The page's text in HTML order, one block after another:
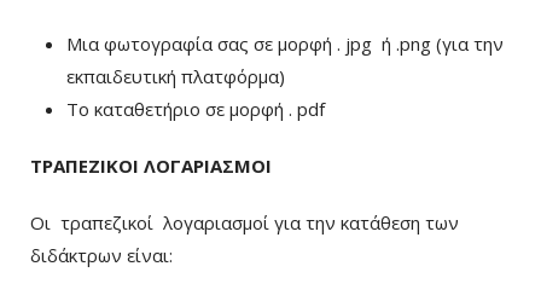
Μια φωτογραφία σας σε μορφή . jpg ή .png (για την
εκπαιδευτική πλατφόρμα)
To καταθετήριο σε μορφή . pdf
ΤΡΑΠΕΖΙΚΟΙ ΛΟΓΑΡΙΑΣΜΟΙ
Οι τραπεζικοί λογαριασμοί για την κατάθεση των
διδάκτρων είναι: